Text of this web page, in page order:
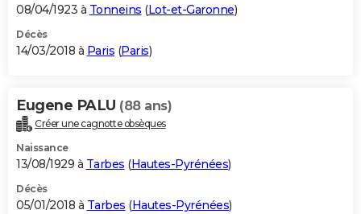
08/04/1923 à Tonneins (Lot-et-Garonne)
Décès
14/03/2018 à Paris (Paris)
Eugene PALU (88 ans)
Créer une cagnotte obsèques
Naissance
13/08/1929 à Tarbes (Hautes-Pyrénées)
Décès
05/01/2018 à Tarbes (Hautes-Pyrénées)